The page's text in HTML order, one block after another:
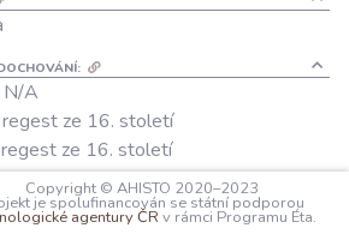
A
regest ze 16. století
regest ze 16. století
SIGNATURA UVEDENÉHO DOCHOVÁNÍ:
N/A
Copyright © AHISTO 2020–2023
je spolufinancován se státní podporou
agentury ČR v rámci Programu Éta.